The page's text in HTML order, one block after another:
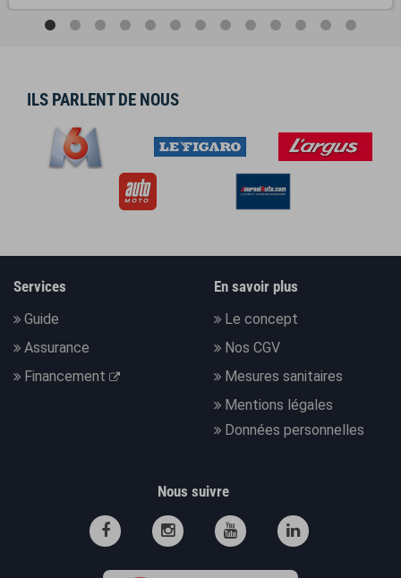
ILS PARLENT DE NOUS
Services
Guide
Assurance
Financement
En savoir plus
Le concept
Nos CGV
Mesures sanitaires
Mentions légales
Données personnelles
Nous suivre